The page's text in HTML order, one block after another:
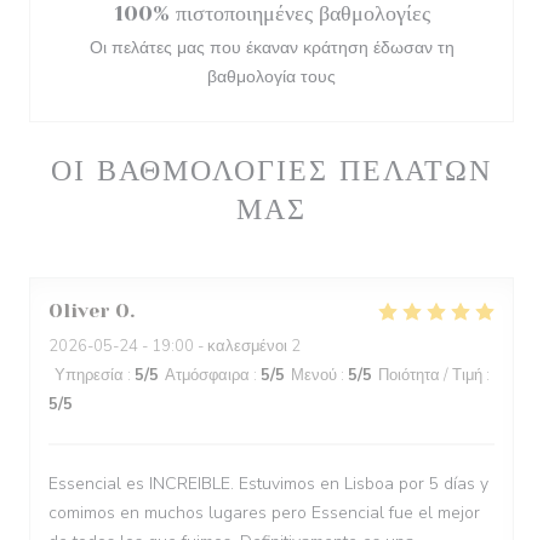
ΟΙ ΒΑΘΜΟΛΟΓΊΕΣ ΠΕΛΑΤΏΝ
ΜΑΣ
Oliver O
2026-05-24 - 19:00 - καλεσμένοι 2
Υπηρεσία : 5/5 Ατμόσφαιρα : 5/5 Μενού : 5/5 Ποιότητα / Τιμή :
5/5
Essencial es INCREIBLE. Estuvimos en Lisboa por 5 días y
comimos en muchos lugares pero Essencial fue el mejor
100% πιστοποιημένες βαθμολογίες
Οι πελάτες μας που έκαναν κράτηση έδωσαν τη
βαθμολογία τους